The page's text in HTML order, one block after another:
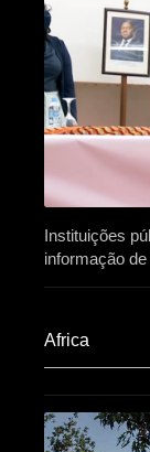
Instituições
informação
Africa​